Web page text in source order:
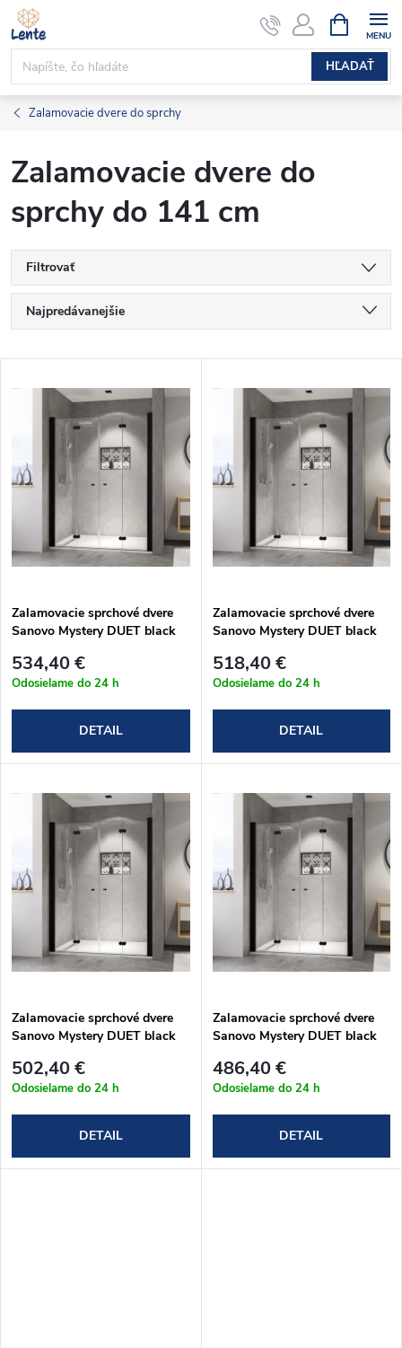
Prejsť
na
obsah
HĽADAŤ
KOŠÍK
Zalamovacie dvere do sprchy
Zalamovacie dvere do
sprchy do 141 cm
Filtrovať
R
a
d
e
n
i
e
p
r
o
d
u
k
t
o
v
Najpredávanejšie
Abecedne
V
p
i
s
p
r
o
u
t
o
v
Zalamovacie sprchové dvere
Sanovo Mystery DUET black
(MYSDB_185C)
534,40 €
Odosielame do 24 h
DETAIL
Zalamovacie sprchové dvere
Sanovo Mystery DUET black
(MYSDB_175C)
518,40 €
Odosielame do 24 h
DETAIL
Zalamovacie sprchové dvere
Sanovo Mystery DUET black
(MYSDB_165C)
502,40 €
Odosielame do 24 h
DETAIL
Zalamovacie sprchové dvere
Sanovo Mystery DUET black
(MYSDB_155C)
486,40 €
Odosielame do 24 h
DETAIL